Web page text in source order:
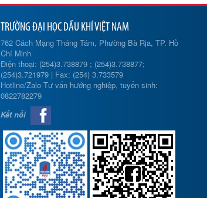
TRƯỜNG ĐẠI HỌC DẦU KHÍ VIỆT NAM
762 Cách Mạng Tháng Tám, Phường Bà Rịa, TP. Hồ
Chí Minh
Điện thoại: (254)3.738879 ; (254)3.738877;
(254)3.721979 | Fax: (254) 3.733579
Hotline/Zalo Tư vấn hướng nghiệp, tuyển sinh:
0822782279
Kết nối